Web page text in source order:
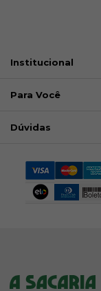
Institucional
Para Você
Dúvidas